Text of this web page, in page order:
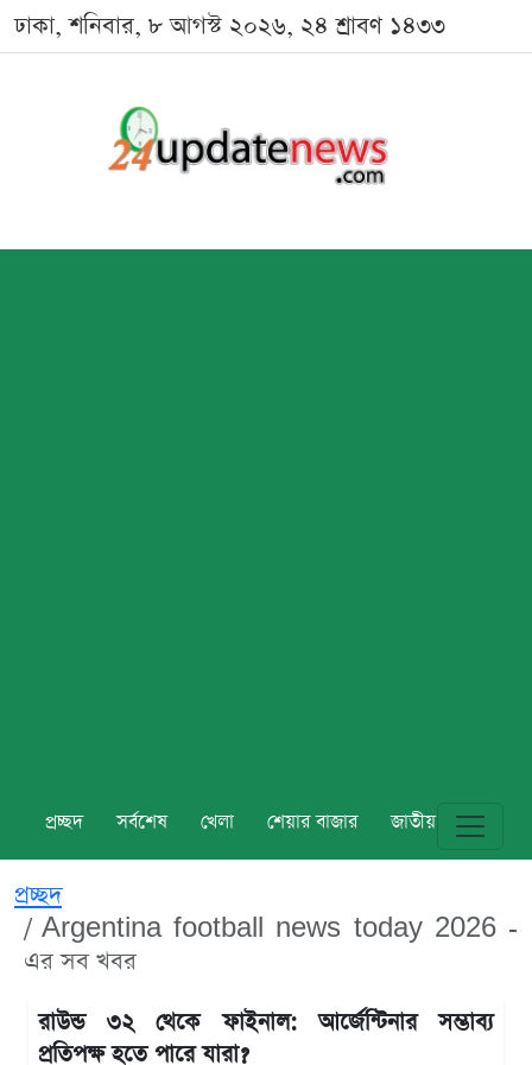
ঢাকা, শনিবার, ৮ আগস্ট ২০২৬, ২৪ শ্রাবণ ১৪৩৩
প্রচ্ছদ সর্বশেষ খেলা শেয়ার বাজার জাতীয় বিশ্ব
প্রচ্ছদ
Argentina football news today 2026 -
এর সব খবর
রাউন্ড ৩২ থেকে ফাইনাল: আর্জেন্টিনার সম্ভাব্য
প্রতিপক্ষ হতে পারে যারা?